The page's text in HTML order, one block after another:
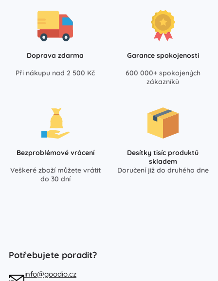
Doprava zdarma
Při nákupu nad 2 500 Kč
Garance spokojenosti
600 000+ spokojených
zákazníků
Bezproblémové vrácení
Veškeré zboží můžete vrátit
do 30 dní
Desítky tisíc produktů
skladem
Doručení již do druhého dne
Potřebujete poradit?
info@goodio.cz